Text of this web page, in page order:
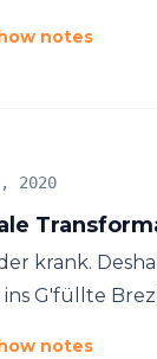
notes
2020
krank.
ins G'füllte
notes